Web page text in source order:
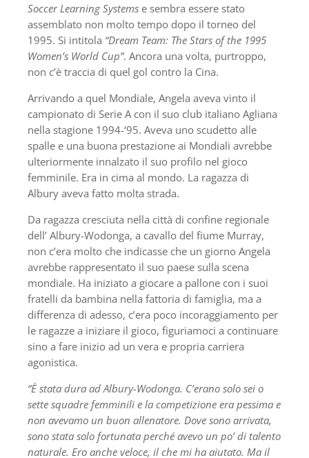
Soccer Learning Systems e sembra essere stato
assemblato non molto tempo dopo il torneo del
1995. Si intitola “Dream Team: The Stars of the 1995
Women’s World Cup”. Ancora una volta, purtroppo,
non c’è traccia di quel gol contro la Cina.
Arrivando a quel Mondiale, Angela aveva vinto il
campionato di Serie A con il suo club italiano Agliana
nella stagione 1994-‘95. Aveva uno scudetto alle
spalle e una buona prestazione ai Mondiali avrebbe
ulteriormente innalzato il suo profilo nel gioco
femminile. Era in cima al mondo. La ragazza di
Albury aveva fatto molta strada.
Da ragazza cresciuta nella città di confine regionale
dell’ Albury-Wodonga, a cavallo del fiume Murray,
non c’era molto che indicasse che un giorno Angela
avrebbe rappresentato il suo paese sulla scena
mondiale. Ha iniziato a giocare a pallone con i suoi
fratelli da bambina nella fattoria di famiglia, ma a
differenza di adesso, c’era poco incoraggiamento per
le ragazze a iniziare il gioco, figuriamoci a continuare
sino a fare inizio ad un vera e propria carriera
agonistica.
“È stata dura ad Albury-Wodonga. C’erano solo sei o
sette squadre femminili e la competizione era pessima e
non avevamo un buon allenatore. Dove sono arrivata,
sono stata solo fortunata perché avevo un po’ di talento
naturale. Ero anche veloce, il che mi ha aiutato. Ma il